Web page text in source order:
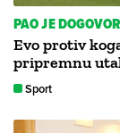
PAO JE DOGOVOR
Evo protiv
pripremnu
Sport